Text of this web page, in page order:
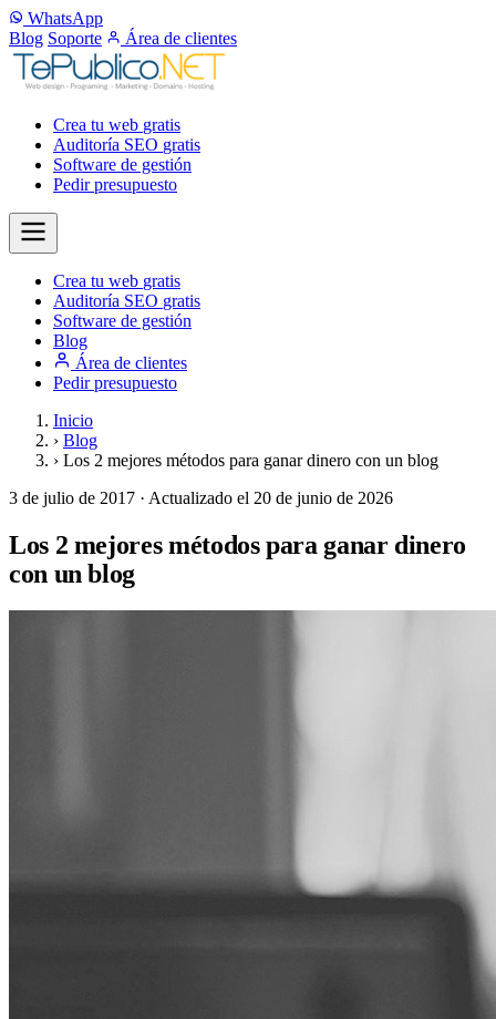
WhatsApp
Blog Soporte Área de clientes
Crea tu web gratis
Auditoría SEO gratis
Software de gestión
Pedir presupuesto
Crea tu web gratis
Auditoría SEO gratis
Software de gestión
Blog
Área de clientes
Pedir presupuesto
Inicio
› Blog
› Los 2 mejores métodos para ganar dinero con un blog
3 de julio de 2017 · Actualizado el 20 de junio de 2026
Los 2 mejores métodos para ganar dinero
con un blog